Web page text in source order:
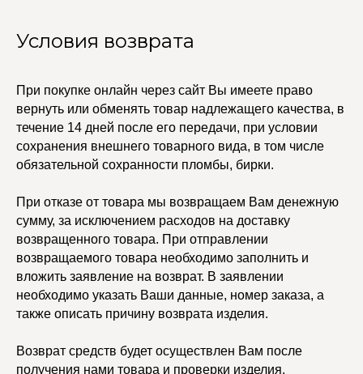
Условия возврата
При покупке онлайн через сайт Вы имеете право
вернуть или обменять товар надлежащего качества, в
течение 14 дней после его передачи, при условии
сохранения внешнего товарного вида, в том числе
обязательной сохранности пломбы, бирки.
При отказе от товара мы возвращаем Вам денежную
сумму, за исключением расходов на доставку
возвращенного товара. При отправлении
возвращаемого товара необходимо заполнить и
вложить заявление на возврат. В заявлении
необходимо указать Ваши данные, номер заказа, а
также описать причину возврата изделия.
Возврат средств будет осуществлен Вам после
получения нами товара и проверки изделия.
В ПОДАРОК
Доставка и оплата
Возврат и гарантия
Бодичейны
Стилист на связи
Договор оферты
ПОКУПАТЕЛЯМ
Кольца
Браслеты
Колье
Каффы
Чокеры
Изделия на заказ
Упаковка
Сертификаты
Магазины
Трансформеры
что по любви